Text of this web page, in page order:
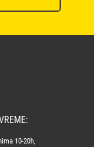
10-20h,